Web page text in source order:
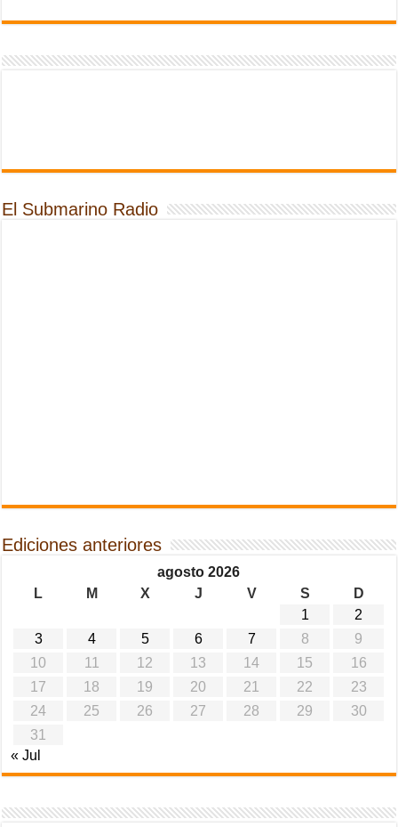
El Submarino Radio
Ediciones anteriores
agosto 2026
L
M X J V S
D
1
2
3
4 5 6 7 8
9
10
11 12 13 14 15
16
17
18 19 20 21 22
23
24
25 26 27 28 29
30
31
« Jul